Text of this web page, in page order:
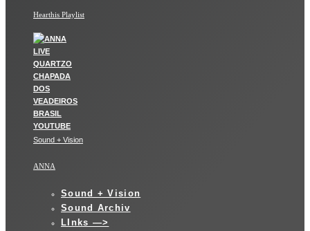
Hearthis Playlist
Sound + Vision
ANNA
Sound + Vision
Sound Archiv
LInks —>